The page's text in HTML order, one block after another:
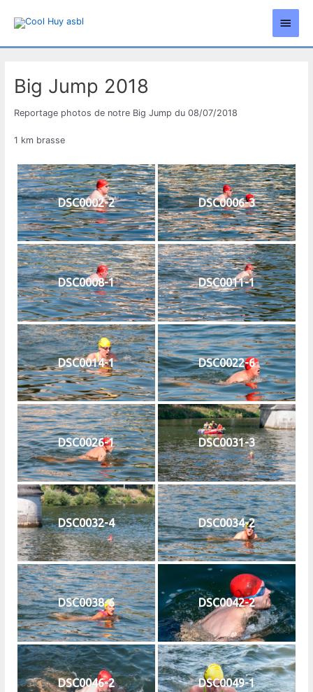
Menu
Big Jump 2018
Reportage photos de notre Big Jump du 08/07/2018
1 km brasse
DSC0002-2 DSC0006-3
DSC0008-1 DSC0011-1
DSC0014-1 DSC0022-6
DSC0026-1 DSC0031-3
DSC0032-4 DSC0034-2
DSC0038-6 DSC0042-2
DSC0046-2 DSC0049-1